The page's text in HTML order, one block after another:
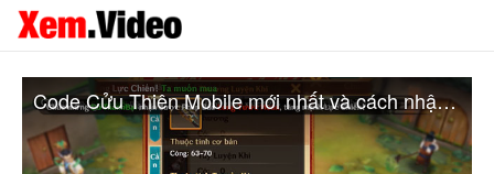
Code Cửu Thiên Mobile mới nhất và cách nhập code